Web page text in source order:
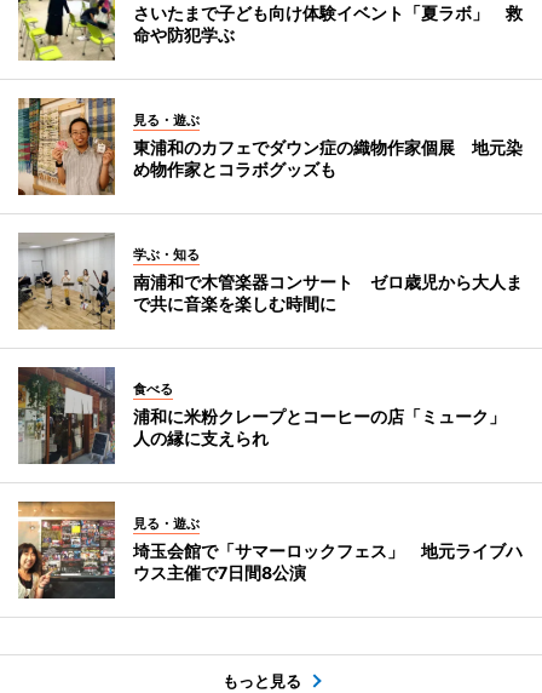
さいたまで子ども向け体験イベント「夏ラボ」 救
命や防犯学ぶ
見る・遊ぶ
東浦和のカフェでダウン症の織物作家個展 地元染
め物作家とコラボグッズも
学ぶ・知る
南浦和で木管楽器コンサート ゼロ歳児から大人ま
で共に音楽を楽しむ時間に
食べる
浦和に米粉クレープとコーヒーの店「ミューク」
人の縁に支えられ
見る・遊ぶ
埼玉会館で「サマーロックフェス」 地元ライブハ
ウス主催で7日間8公演
もっと見る